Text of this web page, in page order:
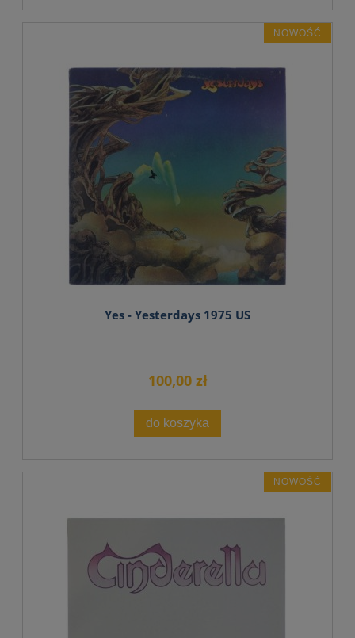
Yes - Yesterdays 1975 US
100,00 zł
do koszyka
NOWOŚĆ
NOWOŚĆ